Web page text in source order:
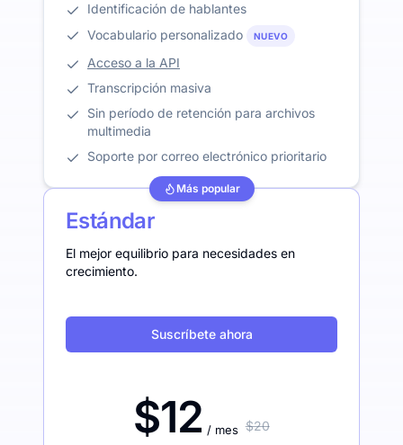
Identificación de hablantes
Vocabulario personalizado
NUEVO
Acceso a la API
Transcripción masiva
Sin período de retención para archivos
multimedia
Soporte por correo electrónico prioritario
Más popular
Estándar
El mejor equilibrio para necesidades en
crecimiento.
Suscríbete ahora
$12 / mes $20